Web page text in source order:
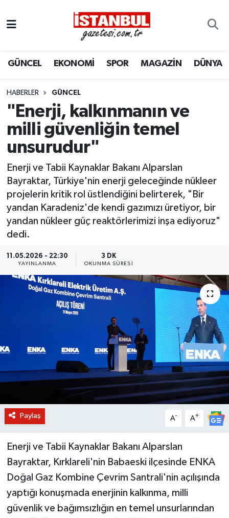
GÜNCEL EKONOMİ SPOR MAGAZİN DÜNYA
HABERLER GÜNCEL
"Enerji, kalkınmanın ve
milli güvenliğin temel
unsurudur"
Enerji ve Tabii Kaynaklar Bakanı Alparslan
Bayraktar, Türkiye'nin enerji geleceğinde nükleer
projelerin kritik rol üstlendiğini belirterek, "Bir
yandan Karadeniz'de kendi gazımızı üretiyor, bir
yandan nükleer güç reaktörlerimizi inşa ediyoruz"
dedi.
11.05.2026 - 22:30
YAYINLANMA
3 DK
OKUNMA SÜRESI
Paylaş A- A+
Enerji ve Tabii Kaynaklar Bakanı Alparslan
Bayraktar, Kırklareli'nin Babaeski ilçesinde ENKA
Doğal Gaz Kombine Çevrim Santrali'nin açılışında
yaptığı konuşmada enerjinin kalkınma, milli
güvenlik ve bağımsızlığın en temel unsurlarından
EKONOMİ
İSTANBUL
DÜNYA
SPOR
MAGAZİN
KÜLTÜR SANAT
SAĞLIK
OTOMOBİL
KURUMSAL
Nöbetçi Eczaneler
Hava Durumu
Trafik Durumu
Süper Lig Puan Durumu ve Fikstür
Tüm Manşetler
Son Dakika Haberleri
Haber Arşivi